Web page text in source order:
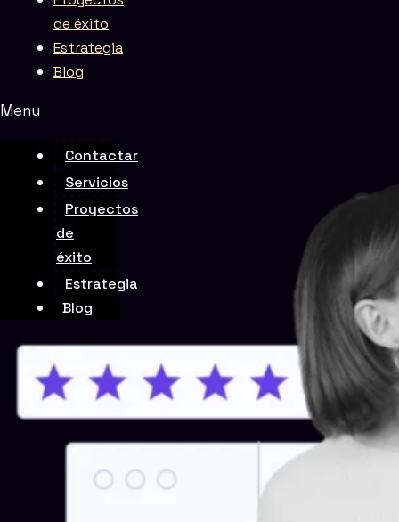
de éxito
Estrategia
Blog
Menu
Contactar
Servicios
Proyectos
de
éxito
Estrategia
Blog